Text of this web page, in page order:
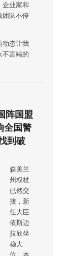
企业家和
团队不停
动态让我
言竭的
阵国盟
全国警
到破
森美兰
州权杖
已然交
接，新
任大臣
依斯迈
拉欣坐
稳大